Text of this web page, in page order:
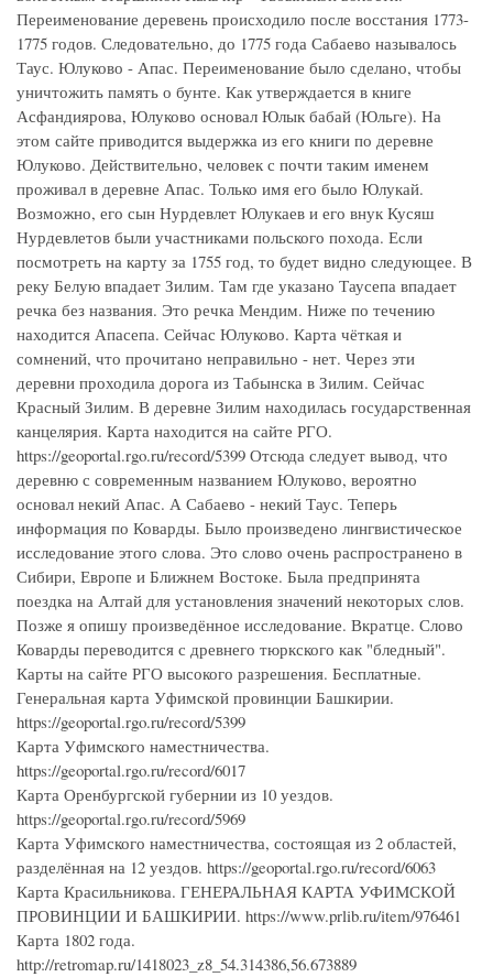
Переименование деревень происходило после восстания 1773-
1775 годов. Следовательно, до 1775 года Сабаево называлось
Таус. Юлуково - Апас. Переименование было сделано, чтобы
уничтожить память о бунте. Как утверждается в книге
Асфандиярова, Юлуково основал Юлык бабай (Юльге). На
этом сайте приводится выдержка из его книги по деревне
Юлуково. Действительно, человек с почти таким именем
проживал в деревне Апас. Только имя его было Юлукай.
Возможно, его сын Нурдевлет Юлукаев и его внук Кусяш
Нурдевлетов были участниками польского похода. Если
посмотреть на карту за 1755 год, то будет видно следующее. В
реку Белую впадает Зилим. Там где указано Таусепа впадает
речка без названия. Это речка Мендим. Ниже по течению
находится Апасепа. Сейчас Юлуково. Карта чёткая и
сомнений, что прочитано неправильно - нет. Через эти
деревни проходила дорога из Табынска в Зилим. Сейчас
Красный Зилим. В деревне Зилим находилась государственная
канцелярия. Карта находится на сайте РГО.
https://geoportal.rgo.ru/record/5399 Отсюда следует вывод, что
деревню с современным названием Юлуково, вероятно
основал некий Апас. А Сабаево - некий Таус. Теперь
информация по Коварды. Было произведено лингвистическое
исследование этого слова. Это слово очень распространено в
Сибири, Европе и Ближнем Востоке. Была предпринята
поездка на Алтай для установления значений некоторых слов.
Позже я опишу произведённое исследование. Вкратце. Слово
Коварды переводится с древнего тюркского как "бледный".
Карты на сайте РГО высокого разрешения. Бесплатные.
Генеральная карта Уфимской провинции Башкирии.
https://geoportal.rgo.ru/record/5399
Карта Уфимского наместничества.
https://geoportal.rgo.ru/record/6017
Карта Оренбургской губернии из 10 уездов.
https://geoportal.rgo.ru/record/5969
Карта Уфимского наместничества, состоящая из 2 областей,
разделённая на 12 уездов. https://geoportal.rgo.ru/record/6063
Карта Красильникова. ГЕНЕРАЛЬНАЯ КАРТА УФИМСКОЙ
ПРОВИНЦИИ И БАШКИРИИ. https://www.prlib.ru/item/976461
Карта 1802 года.
http://retromap.ru/1418023_z8_54.314386,56.673889